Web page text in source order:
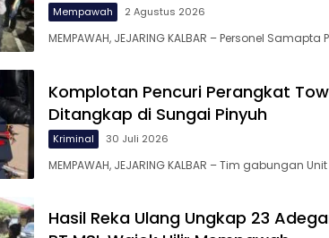
Mempawah 2 Agustus 2026
MEMPAWAH, JEJARING KALBAR – Personel
Komplotan Pencuri Perangkat
Ditangkap di Sungai Pinyuh
Kriminal 30 Juli 2026
MEMPAWAH, JEJARING KALBAR – Tim gabungan
Hasil Reka Ulang Ungkap 23